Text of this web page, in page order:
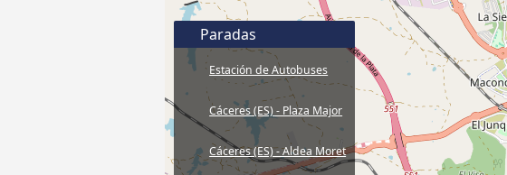
Paradas
Estación de Autobuses
Cáceres (ES) - Plaza Major
Cáceres (ES) - Aldea Moret